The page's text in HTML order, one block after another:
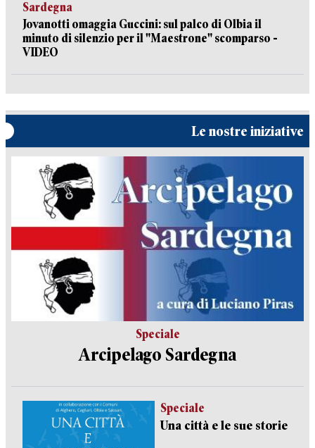
Sardegna
Jovanotti omaggia Guccini: sul palco di Olbia il
minuto di silenzio per il "Maestrone" scomparso -
VIDEO
Le nostre iniziative
Speciale
Arcipelago Sardegna
Speciale
Una città e le sue storie